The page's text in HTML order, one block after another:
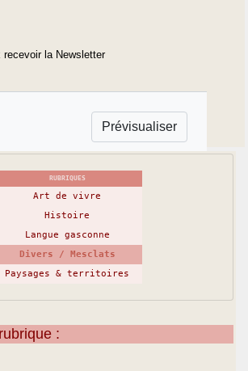
recevoir la Newsletter
RUBRIQUES
Art de vivre
Histoire
Langue gasconne
Divers / Mesclats
Paysages & territoires
: